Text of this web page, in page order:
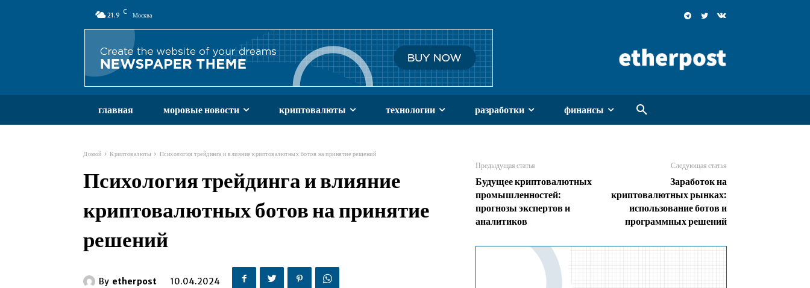
21.9 C Москва
главная моровые новости криптовалюты технологии разработки финансы
Домой Криптовалюты Психология трейдинга и влияние криптовалютных ботов на принятие решений
Психология трейдинга и влияние
криптовалютных ботов на принятие
решений
By etherpost 10.04.2024
Предыдущая статья
Будущее криптовалютных
промышленностей:
прогнозы экспертов и
аналитиков
Следующая статья
Заработок на
криптовалютных рынках:
использование ботов и
программных решений